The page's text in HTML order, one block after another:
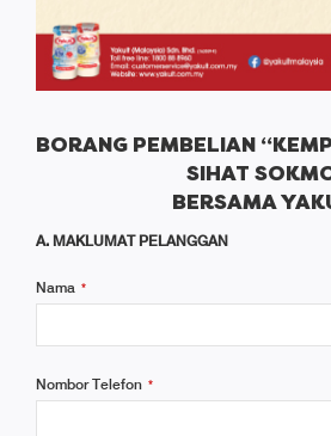
BORANG PEMBELIAN
SIHAT
BERSAMA
A. MAKLUMAT PELANGGAN
Nama *
Nombor Telefon *